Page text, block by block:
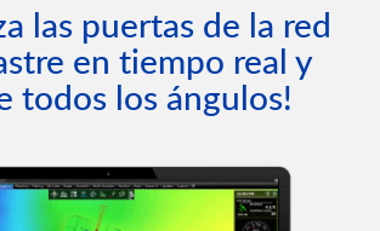
las puertas de la red
en tiempo real y
todos los ángulos!